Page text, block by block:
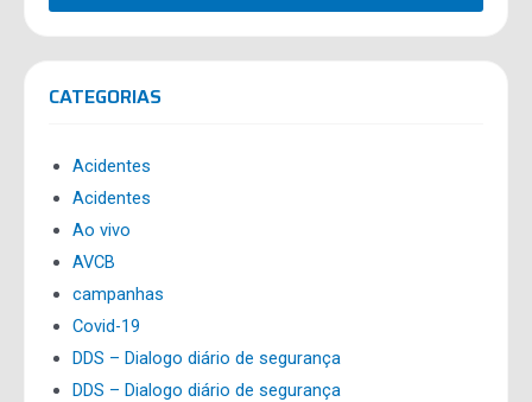
CATEGORIAS
Acidentes
Acidentes
Ao vivo
AVCB
campanhas
Covid-19
DDS – Dialogo diário de segurança
DDS – Dialogo diário de segurança